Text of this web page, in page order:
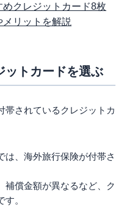
クレジットカード8枚
リットを解説
ットカードを選ぶ
帯されているクレジットカ
は、海外旅行保険が付帯さ
補償金額が異なるなど、ク
。